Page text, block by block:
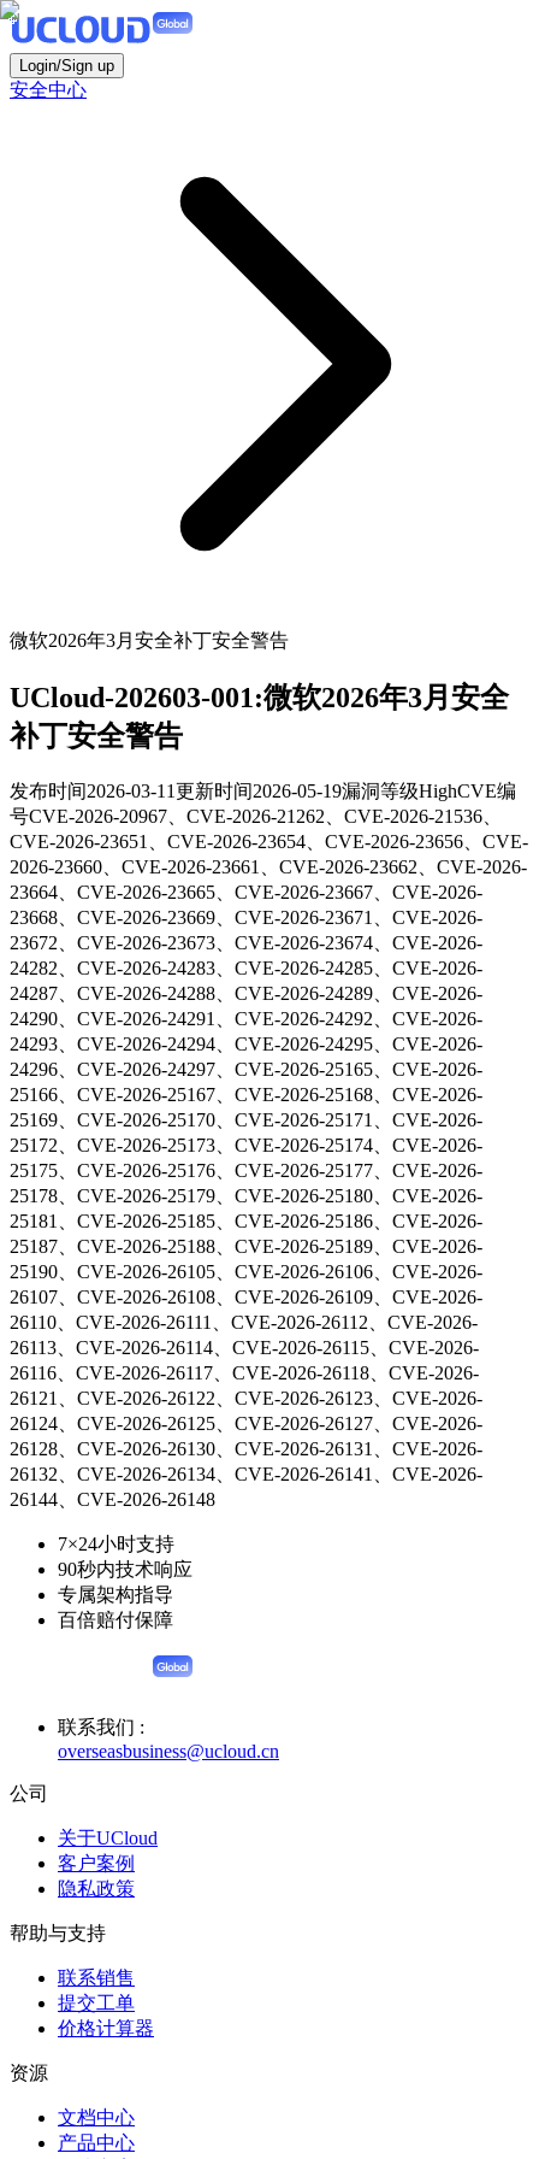
Login/Sign up
安全中心
微软2026年3月安全补丁安全警告
UCloud-202603-001:微软2026年3月安全
补丁安全警告
发布时间2026-03-11更新时间2026-05-19漏洞等级HighCVE编
号CVE-2026-20967、CVE-2026-21262、CVE-2026-21536、
CVE-2026-23651、CVE-2026-23654、CVE-2026-23656、CVE-
2026-23660、CVE-2026-23661、CVE-2026-23662、CVE-2026-
23664、CVE-2026-23665、CVE-2026-23667、CVE-2026-
23668、CVE-2026-23669、CVE-2026-23671、CVE-2026-
23672、CVE-2026-23673、CVE-2026-23674、CVE-2026-
24282、CVE-2026-24283、CVE-2026-24285、CVE-2026-
24287、CVE-2026-24288、CVE-2026-24289、CVE-2026-
24290、CVE-2026-24291、CVE-2026-24292、CVE-2026-
24293、CVE-2026-24294、CVE-2026-24295、CVE-2026-
24296、CVE-2026-24297、CVE-2026-25165、CVE-2026-
25166、CVE-2026-25167、CVE-2026-25168、CVE-2026-
25169、CVE-2026-25170、CVE-2026-25171、CVE-2026-
25172、CVE-2026-25173、CVE-2026-25174、CVE-2026-
25175、CVE-2026-25176、CVE-2026-25177、CVE-2026-
25178、CVE-2026-25179、CVE-2026-25180、CVE-2026-
25181、CVE-2026-25185、CVE-2026-25186、CVE-2026-
25187、CVE-2026-25188、CVE-2026-25189、CVE-2026-
25190、CVE-2026-26105、CVE-2026-26106、CVE-2026-
26107、CVE-2026-26108、CVE-2026-26109、CVE-2026-
26110、CVE-2026-26111、CVE-2026-26112、CVE-2026-
26113、CVE-2026-26114、CVE-2026-26115、CVE-2026-
26116、CVE-2026-26117、CVE-2026-26118、CVE-2026-
26121、CVE-2026-26122、CVE-2026-26123、CVE-2026-
26124、CVE-2026-26125、CVE-2026-26127、CVE-2026-
26128、CVE-2026-26130、CVE-2026-26131、CVE-2026-
26132、CVE-2026-26134、CVE-2026-26141、CVE-2026-
26144、CVE-2026-26148
7×24小时支持
90秒内技术响应
专属架构指导
百倍赔付保障
联系我们 :
overseasbusiness@ucloud.cn
公司
关于UCloud
客户案例
隐私政策
帮助与支持
联系销售
提交工单
价格计算器
资源
文档中心
产品中心